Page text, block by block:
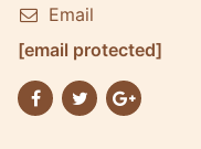
Email
[email protected]